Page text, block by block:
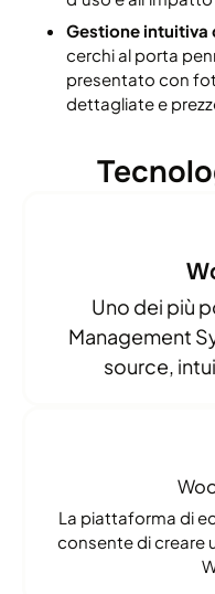
Gestione
cerchi al porta
presentato con
dettagliate e
Uno dei più
Management
source,
La piattaforma di
consente di creare